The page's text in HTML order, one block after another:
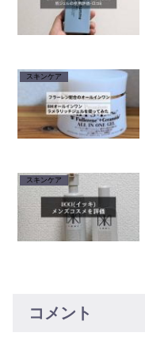
スキンケア
スキンケア
コメント